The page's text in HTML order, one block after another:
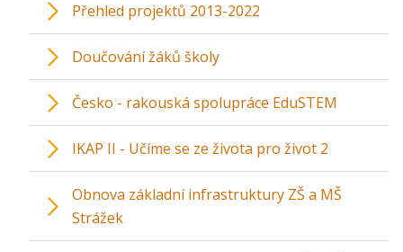
Přehled projektů 2013-2022
Doučování žáků školy
Česko - rakouská spolupráce EduSTEM
IKAP II - Učíme se ze života pro život 2
Obnova základní infrastruktury ZŠ a MŠ
Strážek